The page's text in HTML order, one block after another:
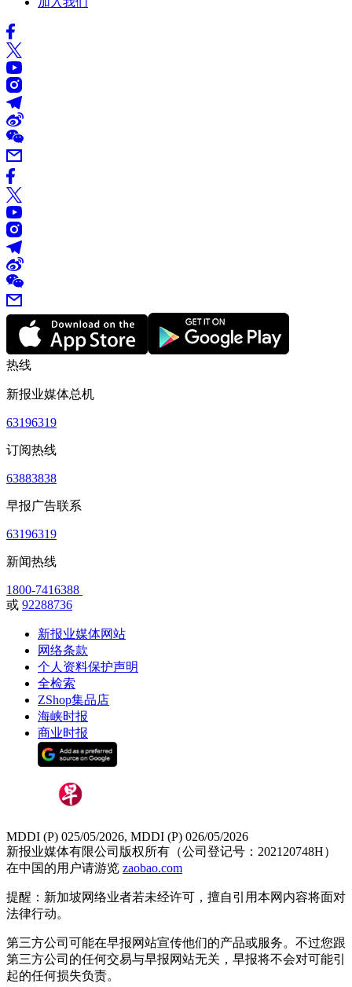
热线
新报业媒体总机
63196319
订阅热线
63883838
早报广告联系
63196319
新闻热线
1800-7416388
或 92288736
新报业媒体网站
网络条款
个人资料保护声明
全检索
ZShop集品店
海峡时报
商业时报
MDDI (P) 025/05/2026, MDDI (P) 026/05/2026
新报业媒体有限公司版权所有（公司登记号：202120748H）
在中国的用户请游览 zaobao.com
提醒：新加坡网络业者若未经许可，擅自引用本网内容将面对
法律行动。
第三方公司可能在早报网站宣传他们的产品或服务。不过您跟
第三方公司的任何交易与早报网站无关，早报将不会对可能引
起的任何损失负责。